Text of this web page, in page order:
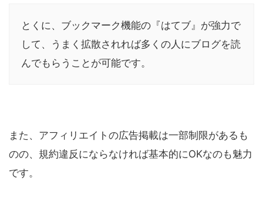
とくに、ブックマーク機能の『はてブ』が強力で
して、うまく拡散されれば多くの人にブログを読
んでもらうことが可能です。
また、アフィリエイトの広告掲載は一部制限があるも
のの、規約違反にならなければ基本的にOKなのも魅力
です。